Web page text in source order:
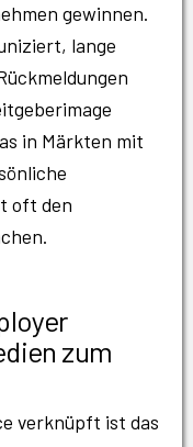
gewinnen.
lange
in Märkten mit
oft den
zum
verknüpft ist das